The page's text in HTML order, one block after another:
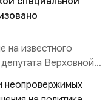
на известного
Верховной
российской
организовано